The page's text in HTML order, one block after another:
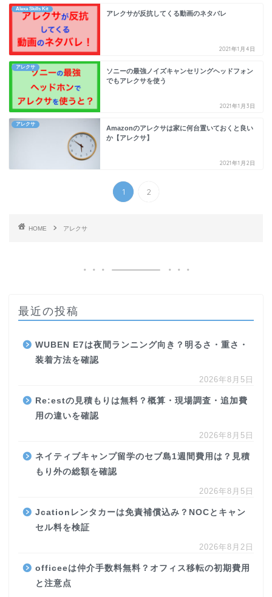
Alexa Skills Kit
アレクサが反抗してくる動画のネタバレ
2021年1月4日
アレクサ
ソニーの最強ノイズキャンセリングヘッドフォン
でもアレクサを使う
2021年1月3日
アレクサ
Amazonのアレクサは家に何台置いておくと良い
か【アレクサ】
2021年1月2日
1 2
HOME アレクサ
最近の投稿
WUBEN E7は夜間ランニング向き？明るさ・重さ・
装着方法を確認
2026年8月5日
Re:estの見積もりは無料？概算・現場調査・追加費
用の違いを確認
2026年8月5日
ネイティブキャンプ留学のセブ島1週間費用は？見積
もり外の総額を確認
2026年8月5日
Jcationレンタカーは免責補償込み？NOCとキャン
セル料を検証
2026年8月2日
officeeは仲介手数料無料？オフィス移転の初期費用
と注意点